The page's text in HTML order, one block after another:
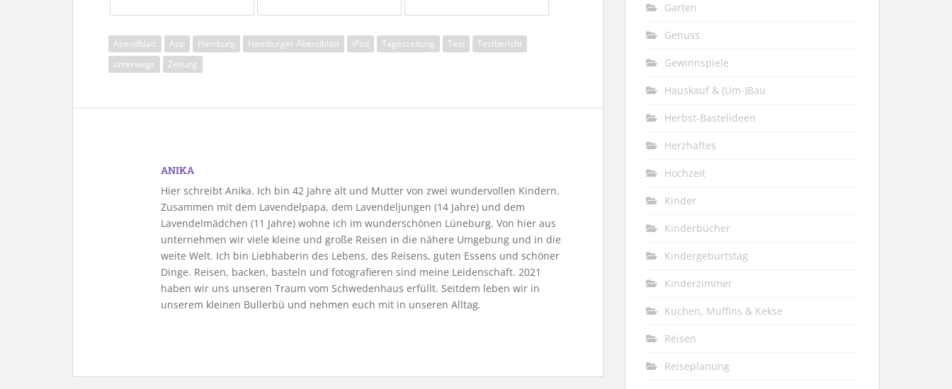
Abendblatt App Hamburg Hamburger Abendblatt iPad Tageszeitung Test
Testbericht
unterwegs
Zeitung
ANIKA
Hier schreibt Anika. Ich bin 42 Jahre alt und Mutter von zwei wundervollen Kindern.
Zusammen mit dem Lavendelpapa, dem Lavendeljungen (14 Jahre) und dem
Lavendelmädchen (11 Jahre) wohne ich im wunderschönen Lüneburg. Von hier aus
unternehmen wir viele kleine und große Reisen in die nähere Umgebung und in die
weite Welt. Ich bin Liebhaberin des Lebens, des Reisens, guten Essens und schöner
Dinge. Reisen, backen, basteln und fotografieren sind meine Leidenschaft. 2021
haben wir uns unseren Traum vom Schwedenhaus erfüllt. Seitdem leben wir in
unserem kleinen Bullerbü und nehmen euch mit in unseren Alltag.
Garten
Genuss
Gewinnspiele
Hauskauf & (Um-)Bau
Herbst-Bastelideen
Herzhaftes
Hochzeit
Kinder
Kinderbücher
Kindergeburtstag
Kinderzimmer
Kuchen, Muffins & Kekse
Reisen
Reiseplanung